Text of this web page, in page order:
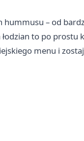
hummusu – od
to po prostu
menu i